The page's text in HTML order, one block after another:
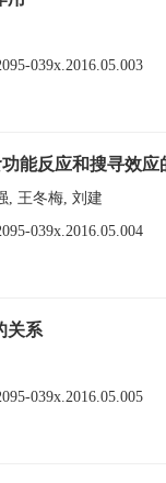
039x.2016.05.003
能反应和搜寻效应
, 王冬梅, 刘建
039x.2016.05.004
关系
039x.2016.05.005